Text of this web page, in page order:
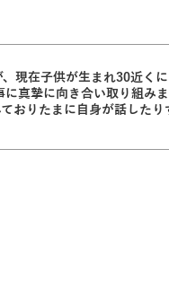
現在子供が生まれ30近く
真摯に向き合い取り組みま
りたまに自身が話したり